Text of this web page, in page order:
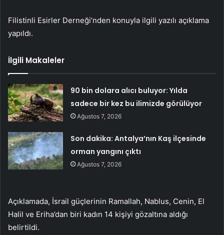
Filistinli Esirler Derneği’nden konuyla ilgili yazılı açıklama
yapıldı.
İlgili Makaleler
90 bin dolara alıcı buluyor: Yılda
sadece bir kez bu ilimizde görülüyor
Ağustos 7, 2026
Son dakika: Antalya’nın Kaş ilçesinde
orman yangını çıktı
Ağustos 7, 2026
Açıklamada, İsrail güçlerinin Ramallah, Nablus, Cenin, El
Halil ve Eriha’dan biri kadın 14 kişiyi gözaltına aldığı
belirtildi.